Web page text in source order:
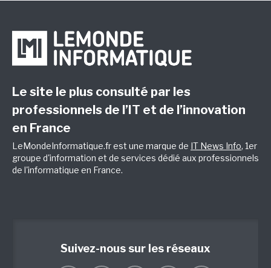
Le site le plus consulté par les
professionnels de l’IT et de l’innovation
en France
LeMondeInformatique.fr est une marque de IT News Info, 1er
groupe d'information et de services dédié aux professionnels
de l'informatique en France.
Suivez-nous sur les réseaux